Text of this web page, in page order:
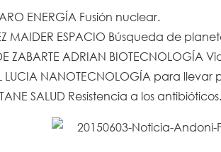
ENERGÍA Fusión nuclear.
MAIDER ESPACIO Búsqueda de
ZABARTE ADRIAN BIOTECNOLOGÍA
LUCIA NANOTECNOLOGÍA para
SALUD Resistencia a los antibióticos.